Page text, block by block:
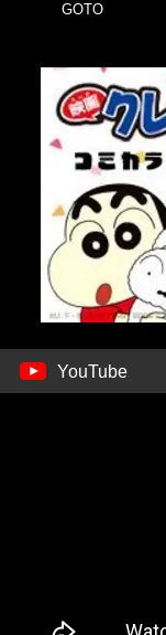
GOTO
YouTube